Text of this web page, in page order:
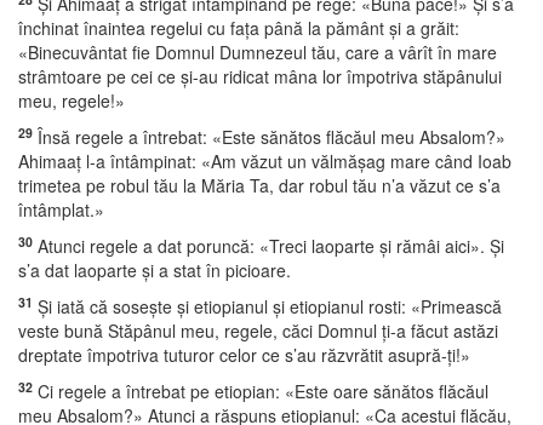
închinat înaintea regelui cu faţa până la pământ şi a grăit:
«Binecuvântat fie Domnul Dumnezeul tău, care a vârît în mare
strâmtoare pe cei ce şi-au ridicat mâna lor împotriva stăpânului
meu, regele!»
29 Însă regele a întrebat: «Este sănătos flăcăul meu Absalom?»
Ahimaaţ l-a întâmpinat: «Am văzut un vălmăşag mare când Ioab
trimetea pe robul tău la Măria Ta, dar robul tău n’a văzut ce s’a
întâmplat.»
30 Atunci regele a dat poruncă: «Treci laoparte şi rămâi aici». Şi
s’a dat laoparte şi a stat în picioare.
31 Şi iată că soseşte şi etiopianul şi etiopianul rosti: «Primească
veste bună Stăpânul meu, regele, căci Domnul ţi-a făcut astăzi
dreptate împotriva tuturor celor ce s’au răzvrătit asupră-ţi!»
32 Ci regele a întrebat pe etiopian: «Este oare sănătos flăcăul
meu Absalom?» Atunci a răspuns etiopianul: «Ca acestui flăcău,